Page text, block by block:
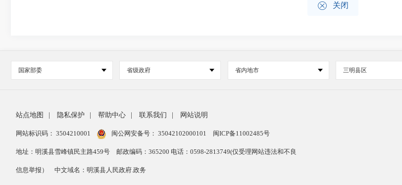
 关闭
国家部委 省级政府 省内地市 三明县区
站点地图 隐私保护 帮助中心 联系我们 网站说明
网站标识码： 3504210001 闽公网安备号： 35042102000101 闽ICP备11002485号
地址：明溪县雪峰镇民主路459号 邮政编码：365200 电话：0598-2813749(仅受理网站违法和不良
信息举报） 中文域名：明溪县人民政府.政务